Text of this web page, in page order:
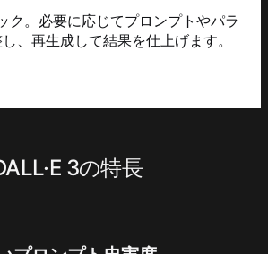
ク。必要に応じてプロンプトやパラ
、再生成して結果を仕上げます。
3の特長